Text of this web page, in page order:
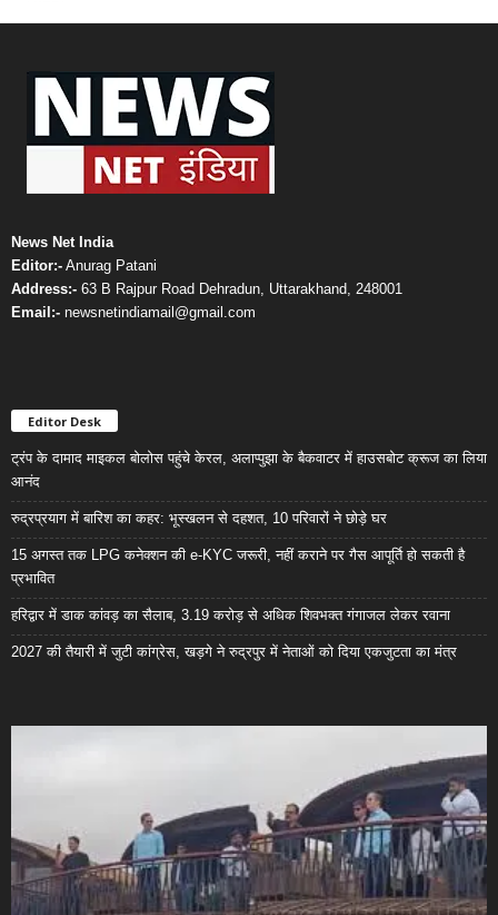
News Net India
Editor:- Anurag Patani
Address:- 63 B Rajpur Road Dehradun, Uttarakhand, 248001
Email:- newsnetindiamail@gmail.com
Editor Desk
ट्रंप के दामाद माइकल बोलोस पहुंचे केरल, अलाप्पुझा के बैकवाटर में हाउसबोट क्रूज का लिया
आनंद
रुद्रप्रयाग में बारिश का कहर: भूस्खलन से दहशत, 10 परिवारों ने छोड़े घर
15 अगस्त तक LPG कनेक्शन की e-KYC जरूरी, नहीं कराने पर गैस आपूर्ति हो सकती है
प्रभावित
हरिद्वार में डाक कांवड़ का सैलाब, 3.19 करोड़ से अधिक शिवभक्त गंगाजल लेकर रवाना
2027 की तैयारी में जुटी कांग्रेस, खड़गे ने रुद्रपुर में नेताओं को दिया एकजुटता का मंत्र